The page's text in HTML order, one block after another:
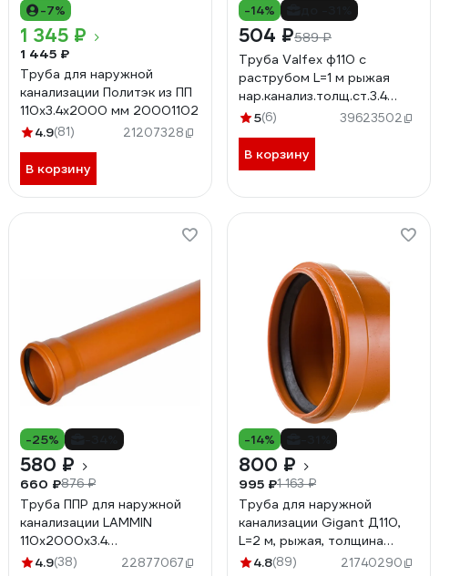
-7%
1 345 ₽
1 445 ₽
Труба для наружной
канализации Политэк из ПП
110х3.4х2000 мм 20001102
4.9(81) 21207328
В корзину
-14%
504 ₽589 ₽
Труба Valfex ф110 с
раструбом L=1 м рыжая
нар.канализ.толщ.ст.3.4
301100100
5(6) 39623502
В корзину
-25%
580 ₽
660 ₽876 ₽
Труба ППР для наружной
канализации LAMMIN
110x2000x3.4
Lm36101002000
4.9(38) 22877067
-14%
800 ₽
995 ₽1 163 ₽
Труба для наружной
канализации Gigant Д110,
L=2 м, рыжая, толщина
стенки 3.4 мм, класс
4.8(89) 21740290